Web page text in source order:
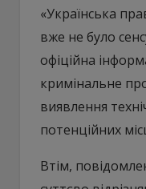
«Українська
вже не було
офіційна
кримінальне
виявлення
потенційних
Втім,